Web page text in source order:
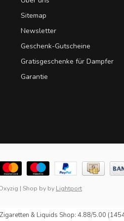
Sitemap
Newsletter
Geschenk-Gutscheine
Gratisgeschenke für Dampfer
Garantie
| Shop by by Lightport
& Liquids Shop: 4.88/5.00